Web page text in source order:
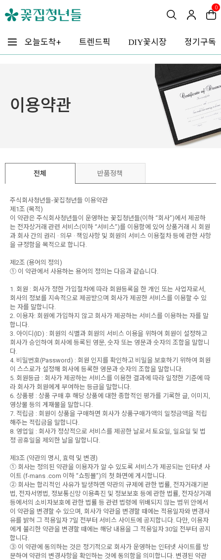
0
오늘도착+ 트렌드픽 DIY꽃시장 정기구독
이용약관
전체 반품정책
주식회사청년들-꽃집청년들 이용약관
제1조 (목적)
이 약관은 주식회사청년들이 운영하는 꽃집청년들(이하 “회사”)에서 제공하
는 전자상거래 관련 서비스(이하 “서비스”)를 이용함에 있어 상품거래 시 회원
과 회사 간의 권리 · 의무 · 책임사항 및 회원의 서비스 이용절차 등에 관한 사항
을 규정함을 목적으로 합니다.
제2조 (용어의 정의)
① 이 약관에서 사용하는 용어의 정의는 다음과 같습니다.
1. 회원 : 회사가 정한 가입절차에 따라 회원등록을 한 개인 또는 사업자로서,
회사의 정보를 지속적으로 제공받으며 회사가 제공한 서비스를 이용할 수 있
는 자를 말합니다.
2. 이용자: 회원에 가입하지 않고 회사가 제공하는 서비스를 이용하는 자를 말
합니다.
3. 아이디(ID) : 회원의 식별과 회원의 서비스 이용을 위하여 회원이 설정하고
회사가 승인하여 회사에 등록된 영문, 숫자 또는 영문과 숫자의 조합을 말합니
다.
4. 비밀번호(Password) : 회원 인지를 확인하고 비밀을 보호하기 위하여 회원
이 스스로가 설정해 회사에 등록한 영문과 숫자의 조합을 말합니다.
5. 회원등급 : 회사가 제공하는 서비스를 이용한 결과에 따라 일정한 기준에 따
라 회사가 회원에게 부여하는 등급을 말합니다.
6. 상품평 : 상품 구매 후 해당 상품에 대한 종합적인 평가를 기록한 글, 이미지,
영상물 등의 게재물을 말합니다.
7. 적립금 : 회원이 상품을 구매하면 회사가 상품구매가액의 일정금액을 적립
해주는 적립금을 말합니다.
8. 영업일 : 회사가 정상적으로 서비스를 제공한 날로서 토요일, 일요일 및 법
정 공휴일을 제외한 날을 말합니다.
제3조 (약관의 명시, 효력 및 변경)
① 회사는 정의된 약관을 이용자가 알 수 있도록 서비스가 제공되는 인터넷 사
이트 (f-mans .com 이하 “쇼핑몰”)의 첫 화면에 게시합니다.
② 회사는 합리적인 사유가 발생하면 약관의 규제에 관한 법률, 전자거래기본
법, 전자서명법, 정보통신망 이용촉진 및 정보보호 등에 관한 법률, 전자상거래
등에서의 소비자보호에 관한 법률 등 관련 법령에 위배되지 않는 범위 안에서
이 약관을 변경할 수 있으며, 회사가 약관을 변경할 때에는 적용일자와 변경사
유를 밝혀 그 적용일자 7일 전부터 서비스 사이트에 공지합니다. 다만, 이용자
에게 불리한 약관을 변경할 때에는 해당 내용을 그 적용일자 30일 전부터 공지
합니다.
③ 이 약관에 동의하는 것은 정기적으로 회사가 운영하는 인터넷 사이트를 방
문하여 약관의 변경사항을 확인하는 것에 동의함을 의미합니다. 변경된 약관